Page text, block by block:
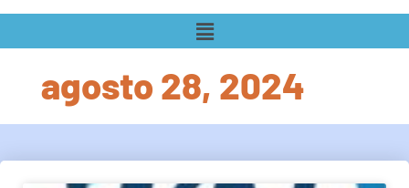
agosto 28, 2024